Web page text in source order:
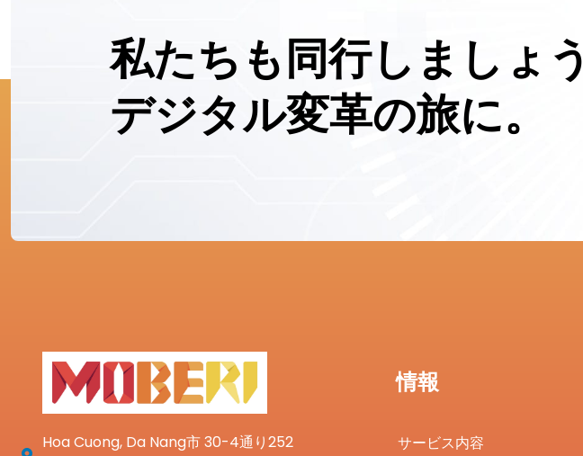
私たちも同行しましょう
デジタル変革の旅に。
Hoa Cuong, Da Nang市 30-4通り252
情報
サービス内容